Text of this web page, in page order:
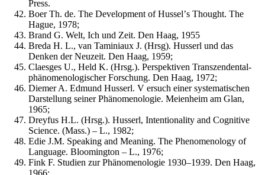
Press.
Boer Th. de. The Development of Husselʼs Thought. The
Hague, 1978;
Brand G. Welt, Ich und Zeit. Den Haag, 1955
Breda H. L., van Taminiaux J. (Hrsg). Husserl und das
Denken der Neuzeit. Den Haag, 1959;
Claesges U., Held K. (Hrsg.). Perspektiven Transzendental-
phänomenologischer Forschung. Den Haag, 1972;
Diemer A. Edmund Husserl. V ersuch einer systematischen
Darstellung seiner Phänomenologie. Meienheim am Glan,
1965;
Dreyfus H.L. (Hrsg.). Husserl, Intentionality and Cognitive
Science. (Mass.) – L., 1982;
Edie J.M. Speaking and Meaning. The Phenomenology of
Language. Bloomington – L., 1976;
Fink F. Studien zur Phänomenologie 1930–1939. Den Haag,
1966;